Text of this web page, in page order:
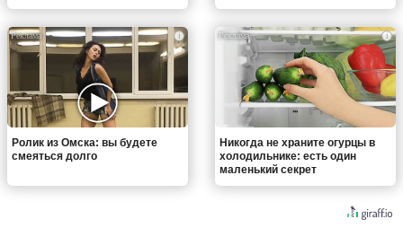
i
Ролик из Омска: вы будете
смеяться долго
i
Никогда не храните огурцы в
холодильнике: есть один
маленький секрет